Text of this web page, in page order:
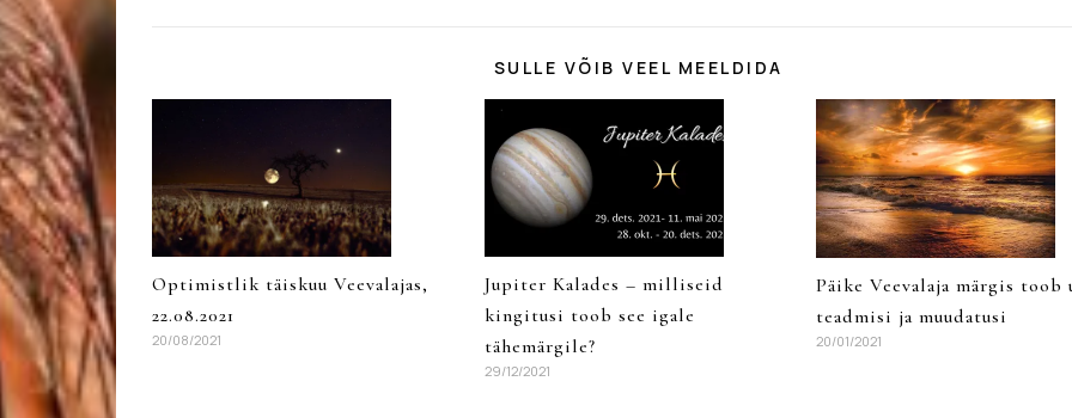
SULLE VÕIB VEEL MEELDIDA
Optimistlik täiskuu Veevalajas,
22.08.2021
20/08/2021
Jupiter Kalades – milliseid
kingitusi toob see igale
tähemärgile?
29/12/2021
Päike Veevalaja märgis toob
teadmisi ja muudatusi
20/01/2021